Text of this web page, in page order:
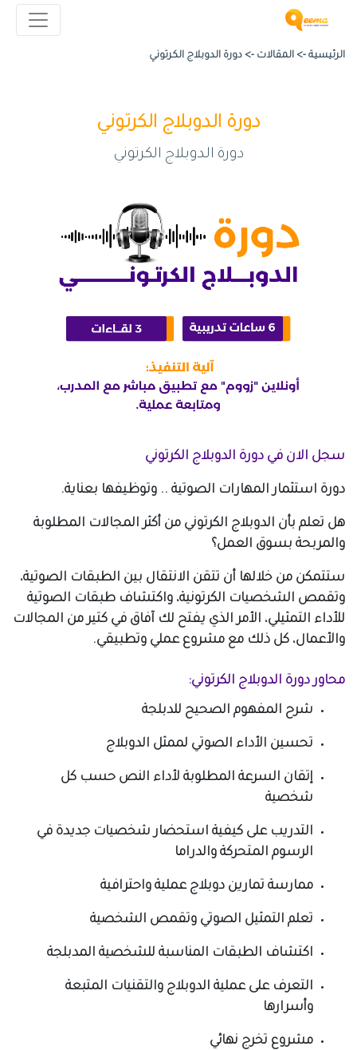
الرئيسية -> المقالات -> دورة الدوبلاج الكرتوني
دورة الدوبلاج الكرتوني
دورة الدوبلاج الكرتوني
سجل الان في دورة الدوبلاج الكرتوني
دورة استثمار المهارات الصوتية .. وتوظيفها بعناية.
هل تعلم بأن الدوبلاج الكرتوني من أكثر المجالات المطلوبة
والمربحة بسوق العمل؟
ستتمكن من خلالها أن تتقن الانتقال بين الطبقات الصوتية،
وتقمص الشخصيات الكرتونية، واكتشاف طبقات الصوتية
للأداء التمثيلي، الأمر الذي يفتح لك آفاق في كتير من المجالات
والأعمال، كل ذلك مع مشروع عملي وتطبيقي.
محاور دورة الدوبلاج الكرتوني:
شرح المفهوم الصحيح للدبلجة
تحسين الأداء الصوتي لممثل الدوبلاج
إتقان السرعة المطلوبة لأداء النص حسب كل
شخصية
التدريب على كيفية استحضار شخصيات جديدة في
الرسوم المتحركة والدراما
ممارسة تمارين دوبلاج عملية واحترافية
تعلم التمثيل الصوتي وتقمص الشخصية
اكتشاف الطبقات المناسبة للشخصية المدبلجة
التعرف على عملية الدوبلاج والتقنيات المتبعة
وأسرارها
مشروع تخرج نهائي